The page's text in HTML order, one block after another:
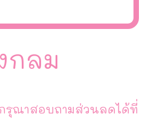
กลม
กรุณาสอบถามส่วนลดได้ที่